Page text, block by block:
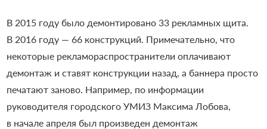
В 2015 году было демонтировано 33 рекламных щита.
В 2016 году — 66 конструкций. Примечательно, что
некоторые рекламораспространители оплачивают
демонтаж и ставят конструкции назад, а баннера просто
печатают заново. Например, по информации
руководителя городского УМИЗ Максима Лобова,
в начале апреля был произведен демонтаж